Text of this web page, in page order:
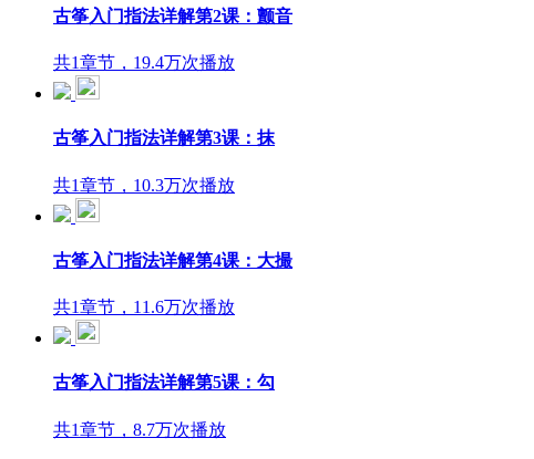
古筝入门指法详解第2课：颤音
共1章节，19.4万次播放
古筝入门指法详解第3课：抹
共1章节，10.3万次播放
古筝入门指法详解第4课：大撮
共1章节，11.6万次播放
古筝入门指法详解第5课：勾
共1章节，8.7万次播放